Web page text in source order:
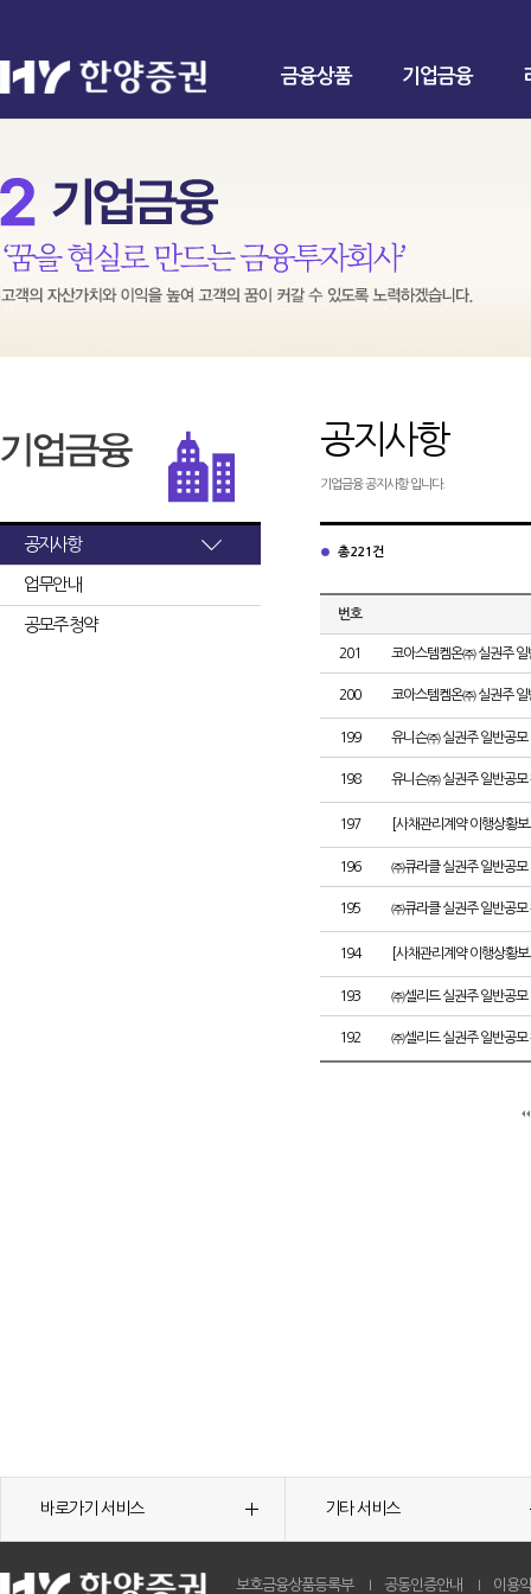
금융상품 기업금융
공지사항
업무안내
공모주 청약
공지사항
기업금융 공지사항 입니다.
총 221건
번호
201 코아스템켐온㈜ 실권주 일
200 코아스템켐온㈜ 실권주 일
199 유니슨㈜ 실권주 일반공모
198 유니슨㈜ 실권주 일반공모
197 [사채관리계약 이행상황
196 ㈜큐라클 실권주 일반공모
195 ㈜큐라클 실권주 일반공모
194 [사채관리계약 이행상황
193 ㈜셀리드 실권주 일반공모
192 ㈜셀리드 실권주 일반공모
바로가기 서비스 기타 서비스
보호금융상품등록부 공동인증안내 이용